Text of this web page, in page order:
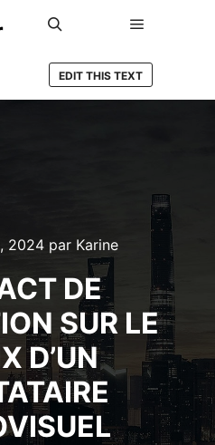
EDIT THIS TEXT
2024 par Karine
DE
SUR LE
D’UN